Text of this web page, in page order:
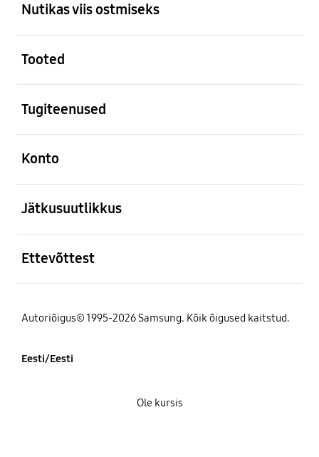
Nutikas viis ostmiseks
Tooted
Tugiteenused
Konto
Jätkusuutlikkus
Ettevõttest
Autoriõigus© 1995-2026 Samsung. Kõik õigused kaitstud.
Eesti/Eesti
Ole kursis